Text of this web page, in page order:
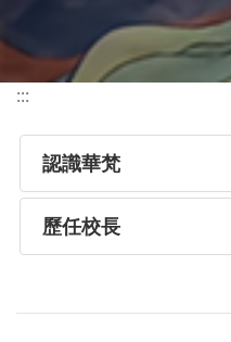
:::
認識華梵
歷任校長